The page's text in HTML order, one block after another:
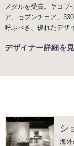
メダルを受賞。ヤコブ
ア、セブンチェア、
呼ぶべき、優れたデザ
デザイナー詳細を
シ
海